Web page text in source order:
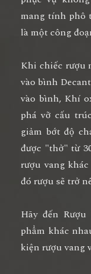
mang tính phô
là một công
Khi chiếc rượu
vào bình
vào bình, Khí
phá vỡ cấu
giảm bớt độ
được "thở" từ
rượu vang
đó rượu sẽ trở
Hãy đến
phẩm khác
kiện rượu vang